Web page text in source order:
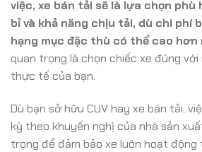
việc, xe bán tải sẽ là lựa chọn phù
bỉ và khả năng chịu tải, dù chi phí
hạng mục đặc thù có thể cao
quan trọng là chọn chiếc xe đúng với
thực tế của bạn.
Dù bạn sở hữu CUV hay xe bán tải,
kỳ theo khuyến nghị của nhà sản
trọng để đảm bảo xe luôn hoạt